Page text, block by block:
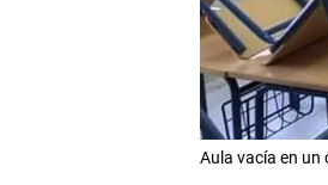
Aula vacía en un